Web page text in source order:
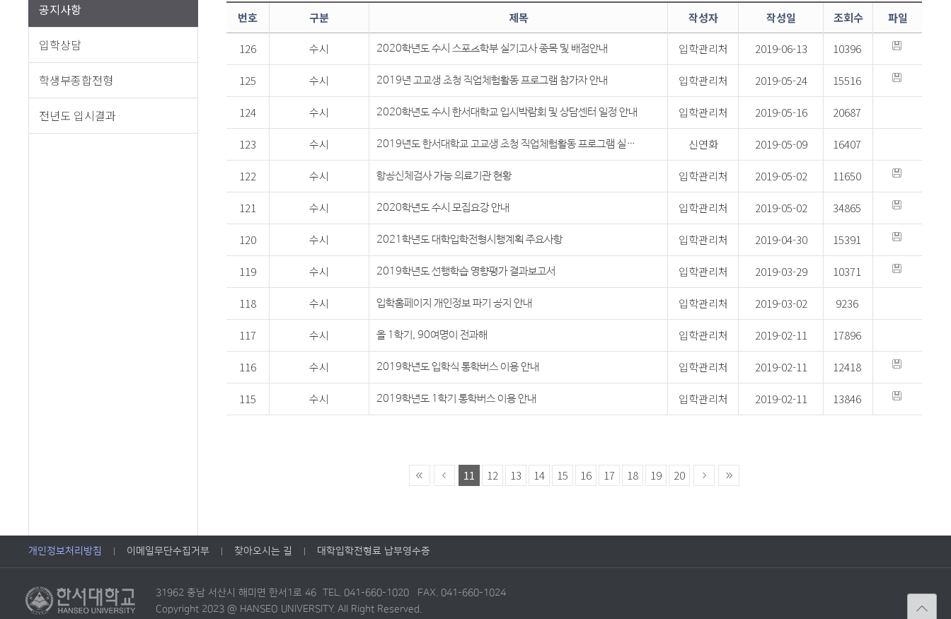
공지사항
입학상담
학생부종합전형
전년도 입시결과
번호 구분 제목 작성자 작성일 조회수 파일
126 수시 2020학년도 수시 스포츠학부 실기고사 종목 및 배점안내 입학관리처 2019-06-13 10396
125 수시 2019년 고교생 초청 직업체험활동 프로그램 참가자 안내 입학관리처 2019-05-24 15516
124 수시 2020학년도 수시 한서대학교 입시박람회 및 상담센터 일정 안내 입학관리처 2019-05-16 20687
123 수시 2019년도 한서대학교 고교생 초청 직업체험활동 프로그램 실시 안내 신연화 2019-05-09 16407
122 수시 항공신체검사 가능 의료기관 현황 입학관리처 2019-05-02 11650
121 수시 2020학년도 수시 모집요강 안내 입학관리처 2019-05-02 34865
120 수시 2021학년도 대학입학전형시행계획 주요사항 입학관리처 2019-04-30 15391
119 수시 2019학년도 선행학습 영향평가 결과보고서 입학관리처 2019-03-29 10371
118 수시 입학홈페이지 개인정보 파기 공지 안내 입학관리처 2019-03-02 9236
117 수시 올 1학기, 90여명이 전과해 입학관리처 2019-02-11 17896
116 수시 2019학년도 입학식 통학버스 이용 안내 입학관리처 2019-02-11 12418
115 수시 2019학년도 1학기 통학버스 이용 안내 입학관리처 2019-02-11 13846
11 12 13 14 15 16 17 18 19 20
개인정보처리방침 이메일무단수집거부 찾아오시는 길 대학입학전형료 납부영수증
31962 충남 서산시 해미면 한서1로 46 TEL. 041-660-1020 FAX. 041-660-1024
Copyright 2023 @ HANSEO UNIVERSITY. All Right Reserved.